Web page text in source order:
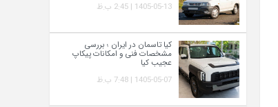
1405-05-13 | 2:45 ب.ظ
کیا تاسمان در ایران ؛ بررسی
مشخصات فنی و امکانات پیکاپ
عجیب کیا
1405-05-07 | 7:48 ب.ظ